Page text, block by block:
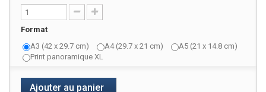
Format
A3 (42 x 29.7 cm)
A4 (29.7 x 21 cm)
A5 (21 x 14.8 cm)
Print panoramique XL
Ajouter au panier